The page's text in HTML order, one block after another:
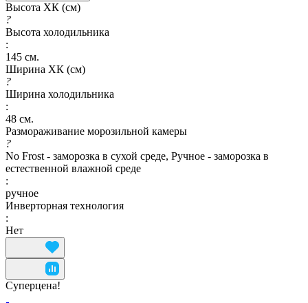
Высота ХК (см)
?
Высота холодильника
:
145 см.
Ширина ХК (см)
?
Ширина холодильника
:
48 см.
Размораживание морозильной камеры
?
No Frost - заморозка в сухой среде, Ручное - заморозка в
естественной влажной среде
:
ручное
Инверторная технология
:
Нет
Суперцена!